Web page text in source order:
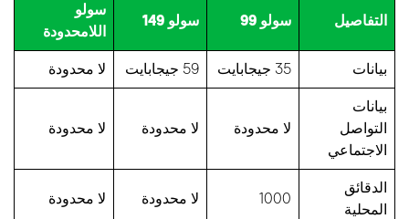
التفاصيل سولو 99 سولو 149
سولو
اللامحدودة
بيانات 35 جيجابايت 59 جيجابايت لا محدودة
بيانات
التواصل
الاجتماعي
لا محدودة لا محدودة لا محدودة
الدقائق
المحلية
1000 لا محدودة لا محدودة